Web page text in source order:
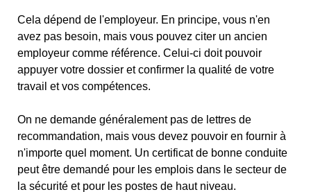
Cela dépend de l'employeur. En principe, vous n'en
avez pas besoin, mais vous pouvez citer un ancien
employeur comme référence. Celui-ci doit pouvoir
appuyer votre dossier et confirmer la qualité de votre
travail et vos compétences.
On ne demande généralement pas de lettres de
recommandation, mais vous devez pouvoir en fournir à
n'importe quel moment. Un certificat de bonne conduite
peut être demandé pour les emplois dans le secteur de
la sécurité et pour les postes de haut niveau.